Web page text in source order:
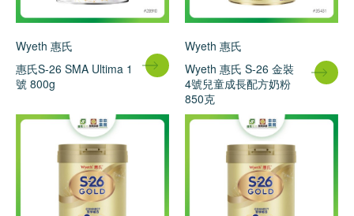
Wyeth 惠氏
惠氏S-26 SMA Ultima 1
號 800g
Wyeth 惠氏
Wyeth 惠氏 S-26 金裝
4號兒童成長配方奶粉
850克